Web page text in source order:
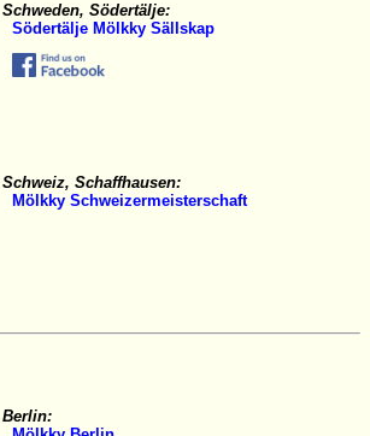
Schweden, Södertälje:
Södertälje Mölkky Sällskap
Schweiz, Schaffhausen:
Mölkky Schweizermeisterschaft
Berlin: